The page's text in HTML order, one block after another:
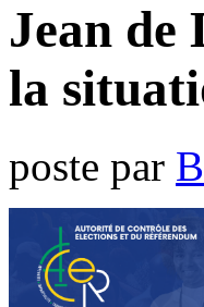
Jean de
la
poste par